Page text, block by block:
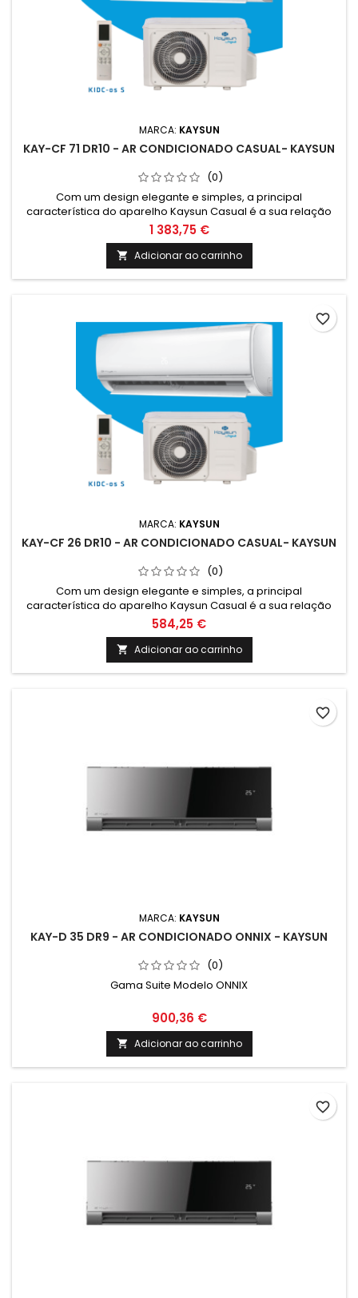
MARCA: KAYSUN
KAY-CF 71 DR10 - AR CONDICIONADO CASUAL- KAYSUN
(0)
Com um design elegante e simples, a principal
característica do aparelho Kaysun Casual é a sua relação
preço / desempenho. Incorpora toda a tecnologia KAYSUN,
com o preço mais acessível da gama.
1 383,75 €
 Adicionar ao carrinho
MARCA: KAYSUN
KAY-CF 26 DR10 - AR CONDICIONADO CASUAL- KAYSUN
(0)
Com um design elegante e simples, a principal
característica do aparelho Kaysun Casual é a sua relação
preço / desempenho. Incorpora toda a tecnologia KAYSUN,
com o preço mais acessível da gama.
584,25 €
 Adicionar ao carrinho
favorite_border
MARCA: KAYSUN
KAY-D 35 DR9 - AR CONDICIONADO ONNIX - KAYSUN
(0)
Gama Suite Modelo ONNIX
900,36 €
 Adicionar ao carrinho
favorite_border
favorite_border